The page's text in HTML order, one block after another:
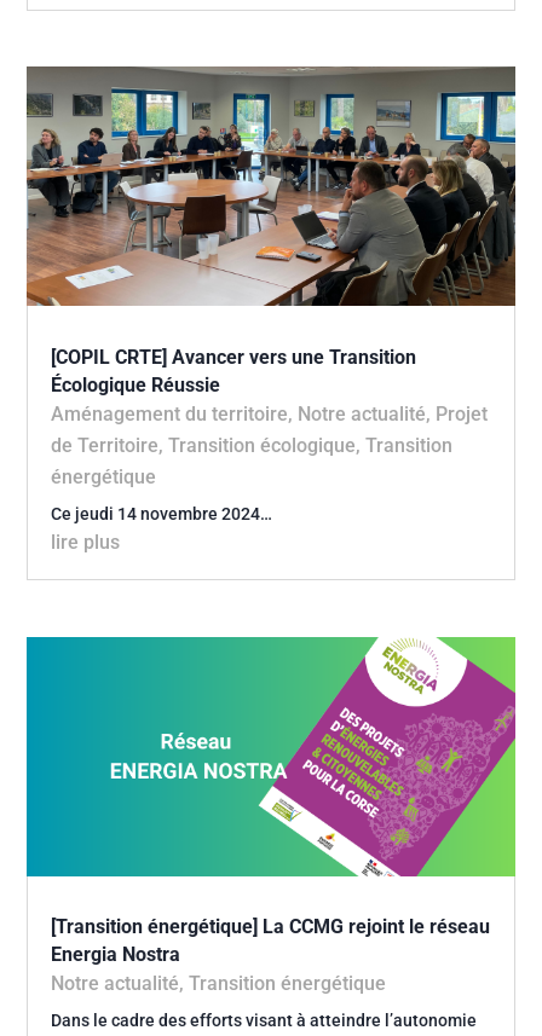
[COPIL CRTE] Avancer vers une Transition
Écologique Réussie
Aménagement du territoire, Notre actualité, Projet
de Territoire,Transition écologique,Transition
énergétique
Ce jeudi 14 novembre 2024…
lire plus
[Transition énergétique] La CCMG rejoint le réseau
Energia Nostra
Notre actualité,Transition énergétique
Dans le cadre des efforts visant à atteindre l’autonomie